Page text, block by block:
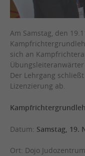
Am Samstag, den
sich an
Der Lehrgang
Lizenzierung ab.
Datum: Samstag, 19.
Ort: Dojo